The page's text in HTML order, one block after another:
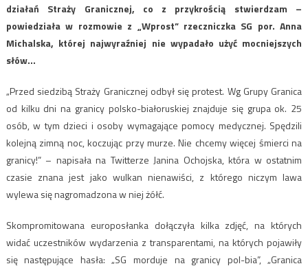
działań Straży Granicznej, co z przykrością stwierdzam –
powiedziała w rozmowie z „Wprost” rzeczniczka SG por. Anna
Michalska, której najwyraźniej nie wypadało użyć mocniejszych
słów…
„Przed siedzibą Straży Granicznej odbył się protest. Wg Grupy Granica
od kilku dni na granicy polsko-białoruskiej znajduje się grupa ok. 25
osób, w tym dzieci i osoby wymagające pomocy medycznej. Spędzili
kolejną zimną noc, koczując przy murze. Nie chcemy więcej śmierci na
granicy!” – napisała na Twitterze Janina Ochojska, która w ostatnim
czasie znana jest jako wulkan nienawiści, z którego niczym lawa
wylewa się nagromadzona w niej żółć.
Skompromitowana europosłanka dołączyła kilka zdjęć, na których
widać uczestników wydarzenia z transparentami, na których pojawiły
się następujące hasła: „SG morduje na granicy pol-bia”, „Granica